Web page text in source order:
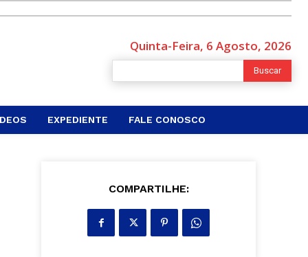
Quinta-Feira, 6 Agosto, 2026
Buscar
EXPEDIENTE FALE CONOSCO
COMPARTILHE: